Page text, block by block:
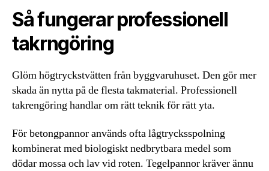
Så fungerar professionell
takrngöring
Glöm högtryckstvätten från byggvaruhuset. Den gör mer
skada än nytta på de flesta takmaterial. Professionell
takrengöring handlar om rätt teknik för rätt yta.
För betongpannor används ofta lågtrycksspolning
kombinerat med biologiskt nedbrytbara medel som
dödar mossa och lav vid roten. Tegelpannor kräver ännu